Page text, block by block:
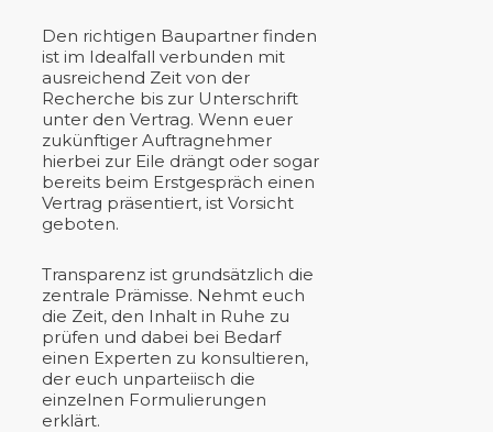
Den richtigen Baupartner finden
ist im Idealfall verbunden mit
ausreichend Zeit von der
Recherche bis zur Unterschrift
unter den Vertrag. Wenn euer
zukünftiger Auftragnehmer
hierbei zur Eile drängt oder sogar
bereits beim Erstgespräch einen
Vertrag präsentiert, ist Vorsicht
geboten.
Transparenz ist grundsätzlich die
zentrale Prämisse. Nehmt euch
die Zeit, den Inhalt in Ruhe zu
prüfen und dabei bei Bedarf
einen Experten zu konsultieren,
der euch unparteiisch die
einzelnen Formulierungen
erklärt.